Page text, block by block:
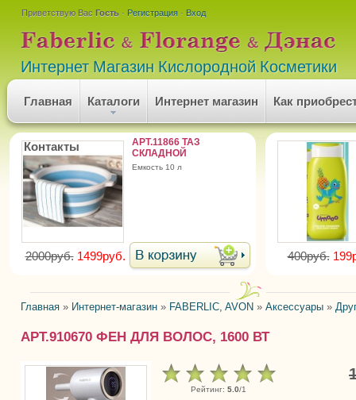
Приветствую Вас Гость · Регистрация · Вход
Интернет Магазин Кислородной Косметики
Главная Каталоги Интернет магазин Как
Контакты
АРТ.11866 ТАЗ
СКЛАДНОЙ
емкость 10 л
2000руб. 1499руб. 400руб.
Главная » Интернет-магазин » FABERLIC, AVON » Аксессуары »
АРТ.910670 ФЕН ДЛЯ ВОЛОС, 1600 ВТ
Рейтинг: 5.0/1